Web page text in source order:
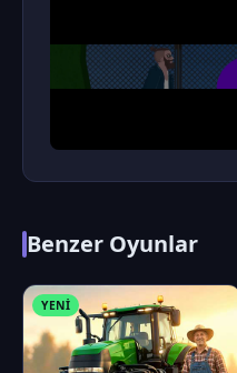
Benzer Oyunlar
YENI